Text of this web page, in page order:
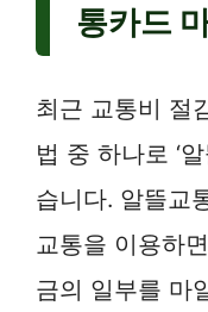
통카드
최근 교통비 절
법 중 하나로 ‘
습니다. 알뜰교
교통을 이용하
금의 일부를 마